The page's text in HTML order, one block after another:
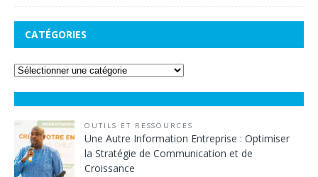
CATÉGORIES
OUTILS ET RESSOURCES
Une Autre Information Entreprise : Optimiser
la Stratégie de Communication et de
Croissance